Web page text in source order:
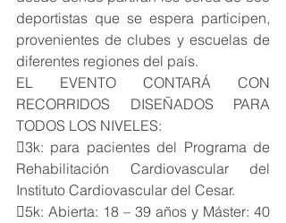
deportistas que se espera participen,
provenientes de clubes y escuelas de
diferentes regiones del país.
EL EVENTO CONTARÁ CON
RECORRIDOS DISEÑADOS PARA
TODOS LOS NIVELES:
3k: para pacientes del Programa de
Rehabilitación Cardiovascular del
Instituto Cardiovascular del Cesar.
5k: Abierta: 18 – 39 años y Máster: 40